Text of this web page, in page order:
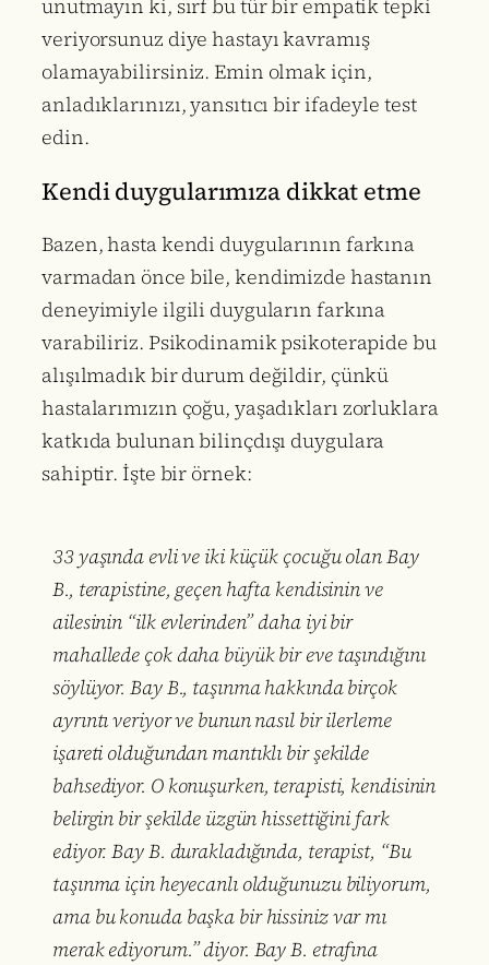
unutmayın ki, sırf bu tür bir empatik tepki
veriyorsunuz diye hastayı kavramış
olamayabilirsiniz. Emin olmak için,
anladıklarınızı, yansıtıcı bir ifadeyle test
edin.
Kendi duygularımıza dikkat etme
Bazen, hasta kendi duygularının farkına
varmadan önce bile, kendimizde hastanın
deneyimiyle ilgili duyguların farkına
varabiliriz. Psikodinamik psikoterapide bu
alışılmadık bir durum değildir, çünkü
hastalarımızın çoğu, yaşadıkları zorluklara
katkıda bulunan bilinçdışı duygulara
sahiptir. İşte bir örnek:
33 yaşında evli ve iki küçük çocuğu olan Bay
B., terapistine, geçen hafta kendisinin ve
ailesinin “ilk evlerinden” daha iyi bir
mahallede çok daha büyük bir eve taşındığını
söylüyor. Bay B., taşınma hakkında birçok
ayrıntı veriyor ve bunun nasıl bir ilerleme
işareti olduğundan mantıklı bir şekilde
bahsediyor. O konuşurken, terapisti, kendisinin
belirgin bir şekilde üzgün hissettiğini fark
ediyor. Bay B. durakladığında, terapist, “Bu
taşınma için heyecanlı olduğunuzu biliyorum,
ama bu konuda başka bir hissiniz var mı
merak ediyorum.” diyor. Bay B. etrafına